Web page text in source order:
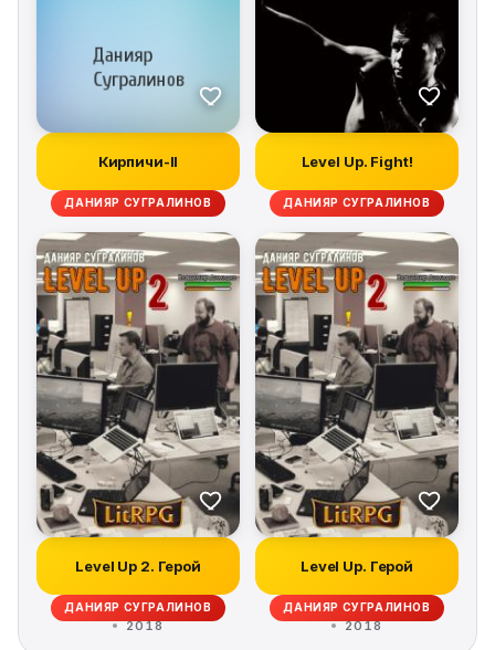
Кирпичи-II
ДАНИЯР СУГРАЛИНОВ
Level Up. Fight!
ДАНИЯР СУГРАЛИНОВ
Level Up 2. Герой
ДАНИЯР СУГРАЛИНОВ
2018
Level Up. Герой
ДАНИЯР СУГРАЛИНОВ
2018